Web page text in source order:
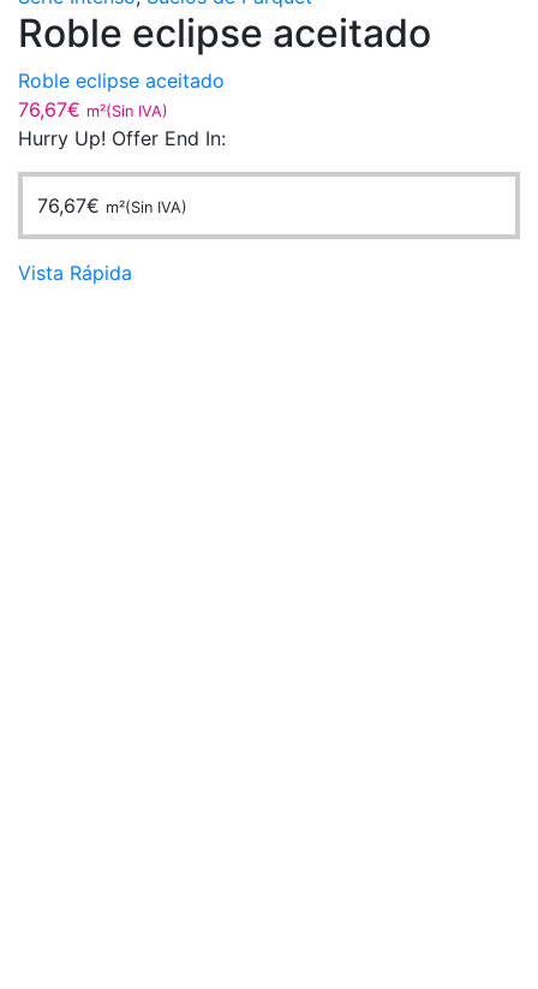
Roble eclipse aceitado
Roble eclipse aceitado
76,67€ m²(Sin IVA)
Hurry Up! Offer End In:
76,67€ m²(Sin IVA)
Vista Rápida